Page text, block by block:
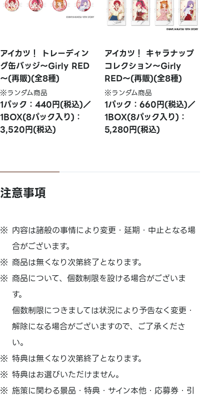
アイカツ！ トレーディン
グ缶バッジ～Girly RED
～(再販)(全8種)
※ランダム商品
1パック：440円(税込)／
1BOX(8パック入り)：
3,520円(税込)
アイカツ！ キャラナップ
コレクション～Girly
RED～(再販)(全8種)
※ランダム商品
1パック：660円(税込)／
1BOX(8パック入り)：
5,280円(税込)
注意事項
内容は諸般の事情により変更・延期・中止となる場
合がございます。
商品は無くなり次第終了となります。
商品について、個数制限を設ける場合がございま
す。
個数制限につきましては状況により予告なく変更・
解除になる場合がございますので、ご了承くださ
い。
特典は無くなり次第終了となります。
特典はお選びいただけません。
施策に関わる景品・特典・サイン本他・応募券・引